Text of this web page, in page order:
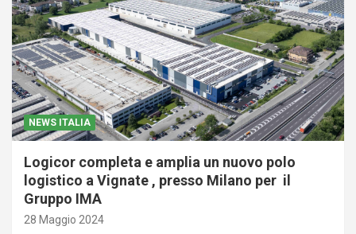
NEWS ITALIA
Logicor completa e amplia un nuovo polo
logistico a Vignate , presso Milano per il
Gruppo IMA
28 Maggio 2024